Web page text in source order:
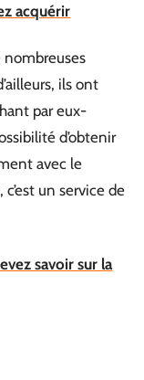
acquérir
nombreuses
ils ont
par eux-
d’obtenir
avec le
un service de
savoir sur la